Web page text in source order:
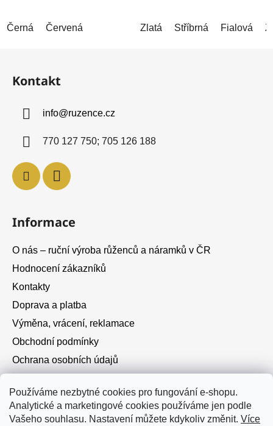
Používáme nezbytné cookies pro fungování e-shopu.
Analytické a marketingové cookies používáme jen podle
Vašeho souhlasu. Nastavení můžete kdykoliv změnit. Více
Černá Červená Zlatá Stříbrná Fialová
Kontakt
info@ruzence.cz
770 127 750; 705 126 188
Informace
O nás – ruční výroba růženců a náramků v ČR
Hodnocení zákazníků
Kontakty
Doprava a platba
Výměna, vrácení, reklamace
Obchodní podmínky
Ochrana osobních údajů
Instagram